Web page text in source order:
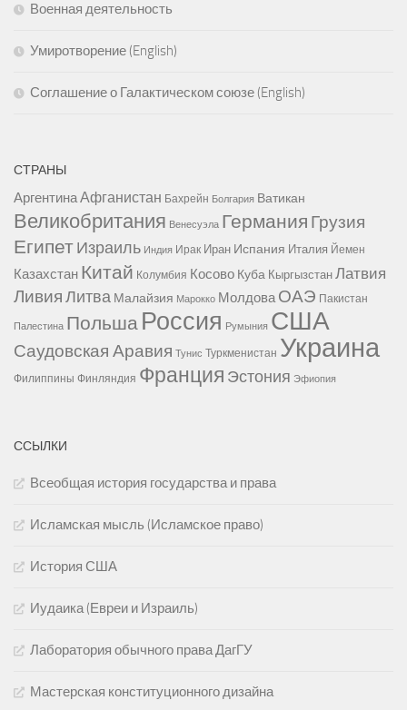
Военная деятельность
Умиротворение (English)
Соглашение о Галактическом союзе (English)
СТРАНЫ
АргентинаАфганистан Бахрейн Болгария Ватикан
Великобритания Венесуэла Германия Грузия
ЕгипетИзраиль Индия Ирак Иран Испания Италия Йемен
Казахстан Китай Колумбия Косово Куба Кыргызстан Латвия
ЛивияЛитва Малайзия Марокко Молдова ОАЭ Пакистан
Палестина Польша Россия Румыния США
Саудовская Аравия Тунис Туркменистан Украина
Филиппины Финляндия Франция Эстония Эфиопия
ССЫЛКИ
Всеобщая история государства и права
Исламская мысль (Исламское право)
История США
Иудаика (Евреи и Израиль)
Лаборатория обычного права ДагГУ
Мастерская конституционного дизайна